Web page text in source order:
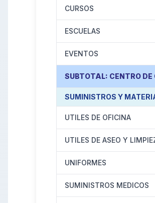
CURSOS
ESCUELAS
EVENTOS
SUBTOTAL: CENTRO
SUMINISTROS Y
UTILES DE OFICINA
UTILES DE ASEO Y
UNIFORMES
SUMINISTROS MEDICOS